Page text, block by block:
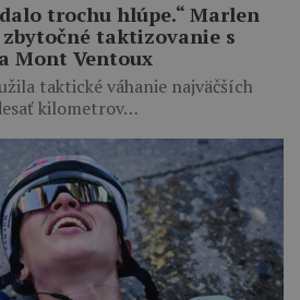
trochu hlúpe.“ Marlen
taktizovanie s
Mont Ventoux
taktické váhanie najväčších
kilometrov…